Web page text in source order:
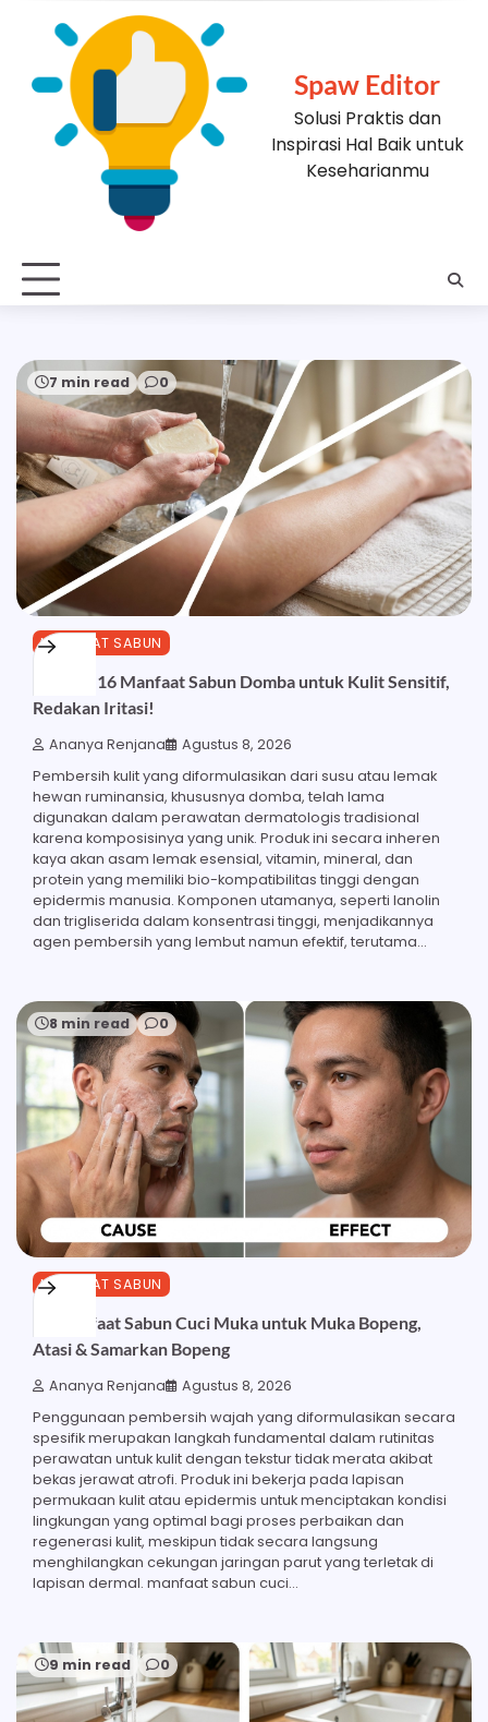
Spaw Editor
Solusi Praktis dan
Inspirasi Hal Baik untuk
Keseharianmu
7 min read 0
MANFAAT SABUN
Ketahui 16 Manfaat Sabun Domba untuk Kulit Sensitif,
Redakan Iritasi!
Ananya Renjana Agustus 8, 2026
Pembersih kulit yang diformulasikan dari susu atau lemak
hewan ruminansia, khususnya domba, telah lama
digunakan dalam perawatan dermatologis tradisional
karena komposisinya yang unik. Produk ini secara inheren
kaya akan asam lemak esensial, vitamin, mineral, dan
protein yang memiliki bio-kompatibilitas tinggi dengan
epidermis manusia. Komponen utamanya, seperti lanolin
dan trigliserida dalam konsentrasi tinggi, menjadikannya
agen pembersih yang lembut namun efektif, terutama…
8 min read 0
MANFAAT SABUN
24 Manfaat Sabun Cuci Muka untuk Muka Bopeng,
Atasi & Samarkan Bopeng
Ananya Renjana Agustus 8, 2026
Penggunaan pembersih wajah yang diformulasikan secara
spesifik merupakan langkah fundamental dalam rutinitas
perawatan untuk kulit dengan tekstur tidak merata akibat
bekas jerawat atrofi. Produk ini bekerja pada lapisan
permukaan kulit atau epidermis untuk menciptakan kondisi
lingkungan yang optimal bagi proses perbaikan dan
regenerasi kulit, meskipun tidak secara langsung
menghilangkan cekungan jaringan parut yang terletak di
lapisan dermal. manfaat sabun cuci…
9 min read 0